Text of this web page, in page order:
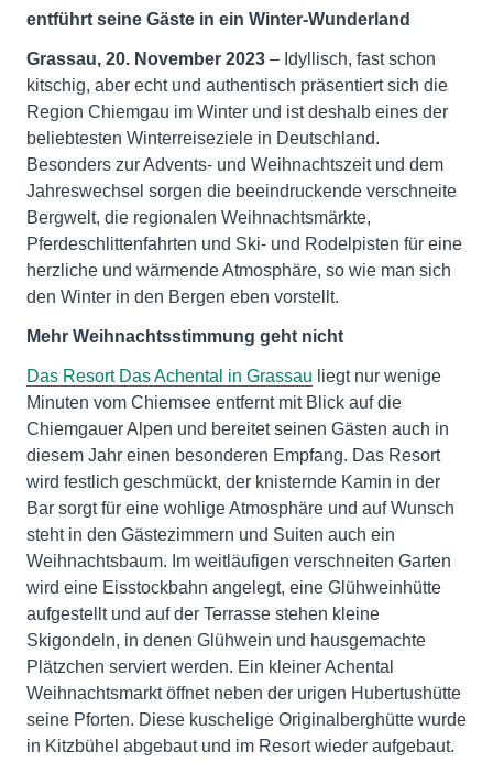
entführt seine Gäste in ein Winter-Wunderland
Grassau, 20. November 2023 – Idyllisch, fast schon
kitschig, aber echt und authentisch präsentiert sich die
Region Chiemgau im Winter und ist deshalb eines der
beliebtesten Winterreiseziele in Deutschland.
Besonders zur Advents- und Weihnachtszeit und dem
Jahreswechsel sorgen die beeindruckende verschneite
Bergwelt, die regionalen Weihnachtsmärkte,
Pferdeschlittenfahrten und Ski- und Rodelpisten für eine
herzliche und wärmende Atmosphäre, so wie man sich
den Winter in den Bergen eben vorstellt.
Mehr Weihnachtsstimmung geht nicht
Das Resort Das Achental in Grassau liegt nur wenige
Minuten vom Chiemsee entfernt mit Blick auf die
Chiemgauer Alpen und bereitet seinen Gästen auch in
diesem Jahr einen besonderen Empfang. Das Resort
wird festlich geschmückt, der knisternde Kamin in der
Bar sorgt für eine wohlige Atmosphäre und auf Wunsch
steht in den Gästezimmern und Suiten auch ein
Weihnachtsbaum. Im weitläufigen verschneiten Garten
wird eine Eisstockbahn angelegt, eine Glühweinhütte
aufgestellt und auf der Terrasse stehen kleine
Skigondeln, in denen Glühwein und hausgemachte
Plätzchen serviert werden. Ein kleiner Achental
Weihnachtsmarkt öffnet neben der urigen Hubertushütte
seine Pforten. Diese kuschelige Originalberghütte wurde
in Kitzbühel abgebaut und im Resort wieder aufgebaut.